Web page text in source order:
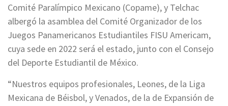
Comité Paralímpico Mexicano (Copame), y Telchac
albergó la asamblea del Comité Organizador de los
Juegos Panamericanos Estudiantiles FISU Americam,
cuya sede en 2022 será el estado, junto con el Consejo
del Deporte Estudiantil de México.
“Nuestros equipos profesionales, Leones, de la Liga
Mexicana de Béisbol, y Venados, de la de Expansión de